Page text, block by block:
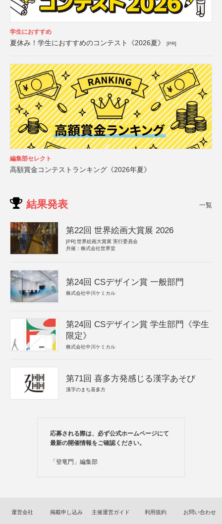
学生におすすめ
夏休み！学生におすすめのコンテスト《2026夏》 [PR]
編集部セレクト
高額賞金コンテストランキング《2026年夏》
結果発表 一覧
第22回 世界絵画大賞展 2026
[PR] 世界絵画大賞展 実行委員会
共催：株式会社世界堂
第24回 CSデザイン賞 一般部門
株式会社中川ケミカル
第24回 CSデザイン賞 学生部門《学生
限定》
株式会社中川ケミカル
第71回 喜多方発感じる漢字あそび
漢字のまち喜多方
応募される際は、必ず公式ホームページにて
最新の開催情報をご確認ください。
「登竜門」編集部
運営会社 掲載申し込み 主催運営ガイド 利用規約 お問い合わせ